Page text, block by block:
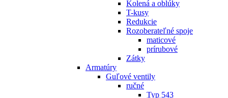
Kolená a oblúky
T-kusy
Redukcie
Rozoberateľné spoje
maticové
prírubové
Zátky
Armatúry
Guľové ventily
ručné
Typ 543